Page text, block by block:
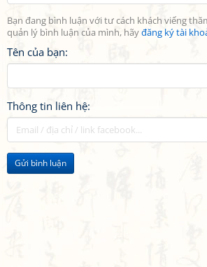
Bạn đang bình luận với tư cách khách viếng
quản lý bình luận của mình, hãyđăng ký tài
Tên của bạn:
Thông tin liên hệ:
Gửi bình luận